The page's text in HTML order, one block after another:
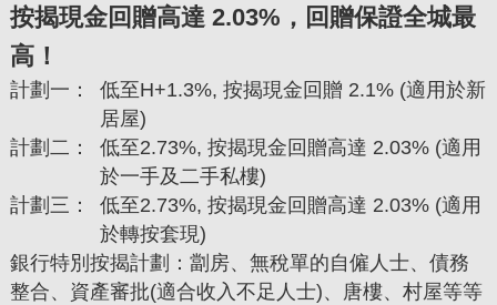
按揭現金回贈高達 2.03%，回贈保證全城最
高！
計劃一：
低至H+1.3%, 按揭現金回贈 2.1% (適用於新
居屋)
計劃二：
低至2.73%, 按揭現金回贈高達 2.03% (適用
於一手及二手私樓)
計劃三：
低至2.73%, 按揭現金回贈高達 2.03% (適用
於轉按套現)
銀行特別按揭計劃：劏房、無稅單的自僱人士、債務
整合、資產審批(適合收入不足人士)、唐樓、村屋等等